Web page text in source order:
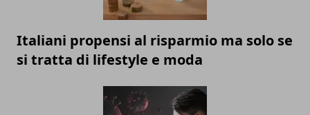
Italiani propensi al risparmio ma solo se
si tratta di lifestyle e moda